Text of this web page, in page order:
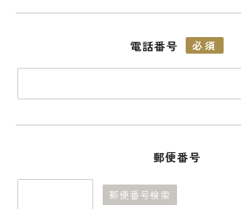
電話番号 必須
郵便番号
郵便番号検索